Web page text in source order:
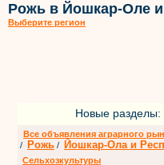
Рожь в Йошкар-Оле
Выберите регион
Новые разделы:
Все объявления аграрного
/
Рожь / Йошкар-Ола и
Сельхозкультуры